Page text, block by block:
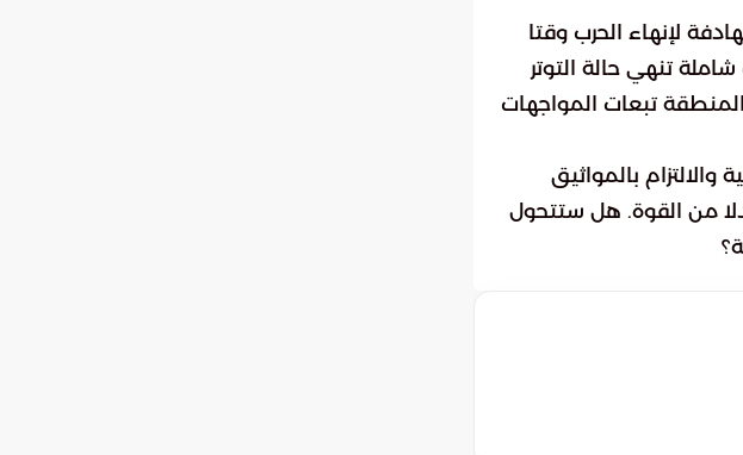
لإنهاء الحرب وقتا
تنهي حالة التوتر
تبعات المواجهات
بالمواثيق
من القوة. هل ستتحول